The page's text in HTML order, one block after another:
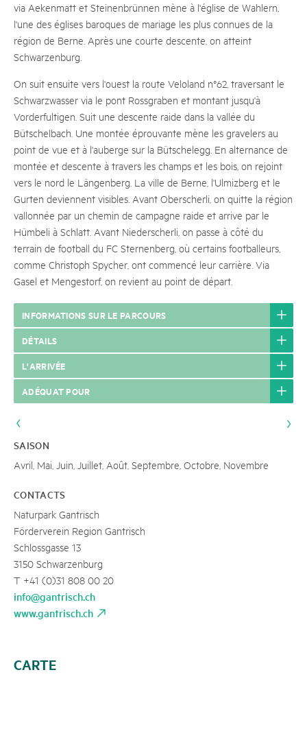
via Aekenmatt et Steinenbrünnen mène à l'église de Wahlern,
l'une des églises baroques de mariage les plus connues de la
région de Berne. Après une courte descente, on atteint
Schwarzenburg.
On suit ensuite vers l'ouest la route Veloland n°62, traversant le
Schwarzwasser via le pont Rossgraben et montant jusqu'à
Vorderfultigen. Suit une descente raide dans la vallée du
Bütschelbach. Une montée éprouvante mène les gravelers au
point de vue et à l'auberge sur la Bütschelegg. En alternance de
montée et descente à travers les champs et les bois, on rejoint
vers le nord le Längenberg. La ville de Berne, l'Ulmizberg et le
Gurten deviennent visibles. Avant Oberscherli, on quitte la région
vallonnée par un chemin de campagne raide et arrive par le
Hümbeli à Schlatt. Avant Niederscherli, on passe à côté du
terrain de football du FC Sternenberg, où certains footballeurs,
comme Christoph Spycher, ont commencé leur carrière. Via
Gasel et Mengestorf, on revient au point de départ.
INFORMATIONS SUR LE PARCOURS
DÉTAILS
L'ARRIVÉE
ADÉQUAT POUR
SAISON
Avril, Mai, Juin, Juillet, Août, Septembre, Octobre, Novembre
CONTACTS
Naturpark Gantrisch
Förderverein Region Gantrisch
Schlossgasse 13
3150 Schwarzenburg
T +41 (0)31 808 00 20
info@gantrisch.ch
www.gantrisch.ch
CARTE